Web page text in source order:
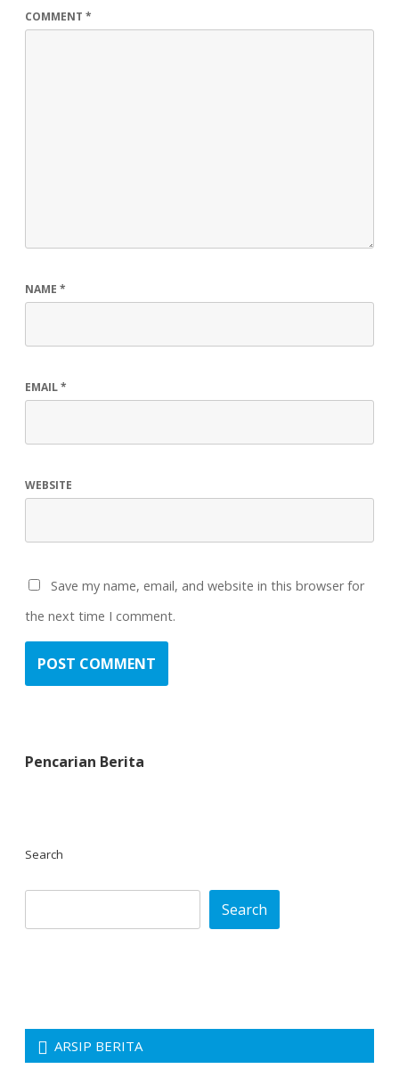
COMMENT *
NAME *
EMAIL*
WEBSITE
Save my name, email, and website in this browser for
the next time I comment.
Pencarian Berita
Search
Search
ARSIP BERITA